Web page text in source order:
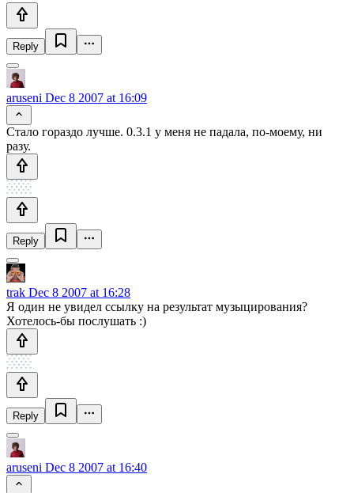
Reply
aruseni Dec 8 2007 at 16:09
Стало гораздо лучше. 0.3.1 у меня не падала, по-моему, ни
разу.
Reply
trak Dec 8 2007 at 16:28
Я один не увидел ссылку на результат музыцирования?
Хотелось-бы послушать :)
Reply
aruseni Dec 8 2007 at 16:40